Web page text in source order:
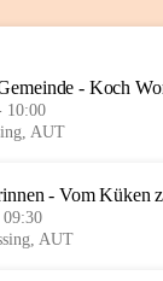
- Koch
10:00
AUT
- Vom Küken
AUT